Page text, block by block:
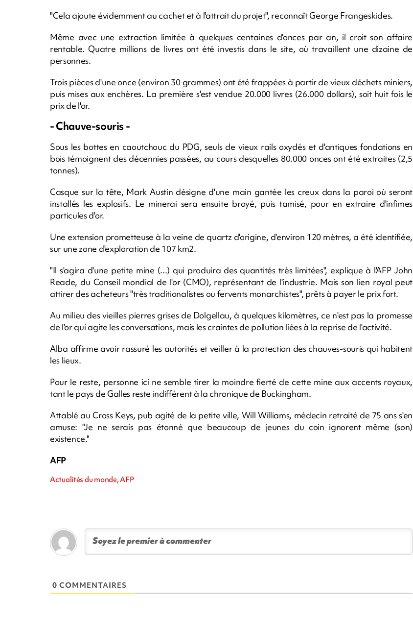
"Cela ajoute évidemment au cachet et à l'attrait du projet", reconnaît George Frangeskides.
Même avec une extraction limitée à quelques centaines d'onces par an, il croit son affaire
rentable. Quatre millions de livres ont été investis dans le site, où travaillent une dizaine de
personnes.
Trois pièces d'une once (environ 30 grammes) ont été frappées à partir de vieux déchets miniers,
puis mises aux enchères. La première s'est vendue 20.000 livres (26.000 dollars), soit huit fois le
prix de l'or.
- Chauve-souris -
Sous les bottes en caoutchouc du PDG, seuls de vieux rails oxydés et d'antiques fondations en
bois témoignent des décennies passées, au cours desquelles 80.000 onces ont été extraites (2,5
tonnes).
Casque sur la tête, Mark Austin désigne d'une main gantée les creux dans la paroi où seront
installés les explosifs. Le minerai sera ensuite broyé, puis tamisé, pour en extraire d'infimes
particules d'or.
Une extension prometteuse à la veine de quartz d'origine, d'environ 120 mètres, a été identifiée,
sur une zone d'exploration de 107 km2.
"Il s'agira d'une petite mine (...) qui produira des quantités très limitées", explique à l'AFP John
Reade, du Conseil mondial de l'or (CMO), représentant de l'industrie. Mais son lien royal peut
attirer des acheteurs "très traditionalistes ou fervents monarchistes", prêts à payer le prix fort.
Au milieu des vieilles pierres grises de Dolgellau, à quelques kilomètres, ce n'est pas la promesse
de l'or qui agite les conversations, mais les craintes de pollution liées à la reprise de l'activité.
Alba affirme avoir rassuré les autorités et veiller à la protection des chauves-souris qui habitent
les lieux.
Pour le reste, personne ici ne semble tirer la moindre fierté de cette mine aux accents royaux,
tant le pays de Galles reste indifférent à la chronique de Buckingham.
Attablé au Cross Keys, pub agité de la petite ville, Will Williams, médecin retraité de 75 ans s'en
amuse: "Je ne serais pas étonné que beaucoup de jeunes du coin ignorent même (son)
existence."
AFP
Actualités du monde, AFP
0 COMMENTAIRES